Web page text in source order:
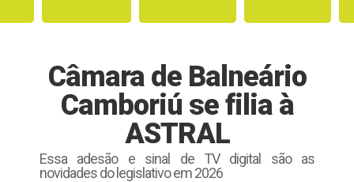
Câmara de Balneário
Camboriú se filia à
ASTRAL
Essa adesão e sinal de TV digital são as
novidades do legislativo em 2026